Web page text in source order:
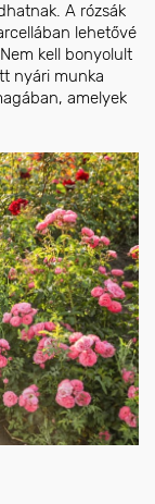
A rózsák
lehetővé
kell bonyolult
nyári munka
amelyek